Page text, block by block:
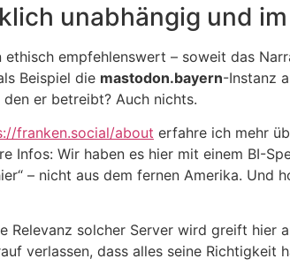
unabhängig und
empfehlenswert – soweit das
Beispiel die mastodon.bayern-Instanz
er betreibt? Auch nichts.
franken.social/about erfahre ich mehr
Infos: Wir haben es hier mit einem BI-
– nicht aus dem fernen Amerika. Und
Relevanz solcher Server wird greift hier
verlassen, dass alles seine Richtigkeit